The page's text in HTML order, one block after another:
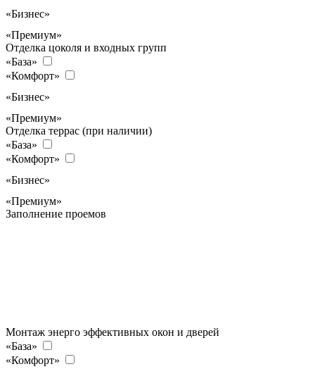
«Бизнес»
«Премиум»
Отделка цоколя и входных групп
«База»
«Комфорт»
«Бизнес»
«Премиум»
Отделка террас (при наличии)
«База»
«Комфорт»
«Бизнес»
«Премиум»
Заполнение проемов
Монтаж энерго эффективных окон и дверей
«База»
«Комфорт»